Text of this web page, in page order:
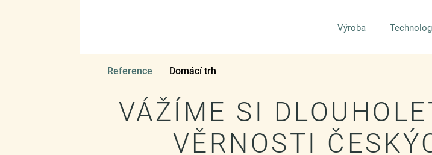
Výroba
Reference Domácí trh
VÁŽÍME SI
VĚRNOSTI